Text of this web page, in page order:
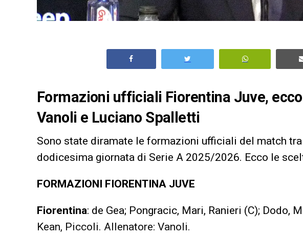
Formazioni ufficiali Fiorentina Juve,
Vanoli e Luciano Spalletti
Sono state diramate le formazioni ufficiali del match
dodicesima giornata di Serie A 2025/2026. Ecco le
FORMAZIONI FIORENTINA JUVE
Fiorentina: de Gea; Pongracic, Mari, Ranieri (C); Dodo,
Kean, Piccoli. Allenatore: Vanoli.